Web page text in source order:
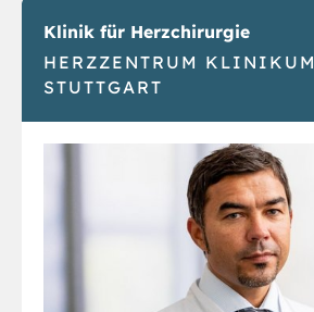
Klinik für Herzchirurgie
HERZZENTRUM KLINIKUM
STUTTGART